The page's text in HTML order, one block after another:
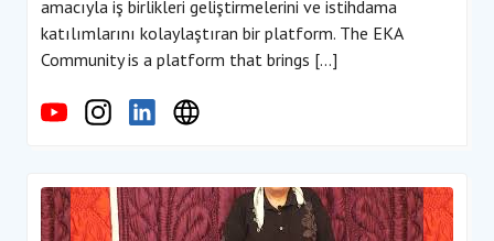
amacıyla iş birlikleri geliştirmelerini ve istihdama
katılımlarını kolaylaştıran bir platform. The EKA
Community is a platform that brings […]